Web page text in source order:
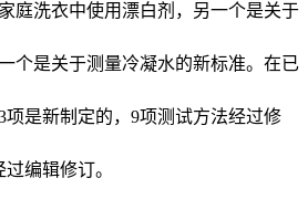
庭洗衣中使用漂白剂，另一个是关于
个是关于测量冷凝水的新标准。在已
项是新制定的，9项测试方法经过修
编辑修订。